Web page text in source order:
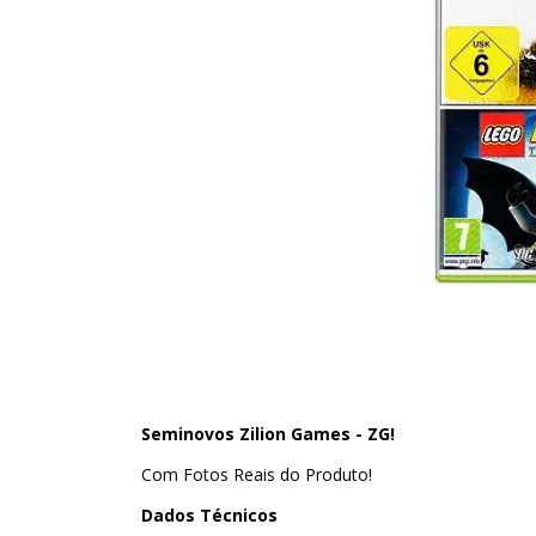
Seminovos Zilion Games - ZG!
Com Fotos Reais do Produto!
Dados Técnicos